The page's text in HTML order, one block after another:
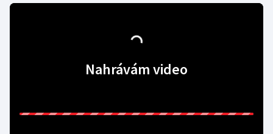
Ragby
Nahrávám video